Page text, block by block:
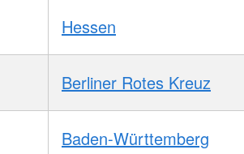
Hessen
Berliner Rotes Kreuz
Baden-Württemberg